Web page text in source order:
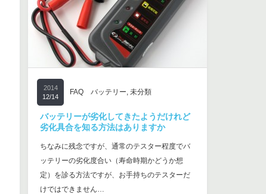
2014
12/14
FAQ バッテリー, 未分類
バッテリーが劣化してきたようだけれど
劣化具合を知る方法はありますか
ちなみに残念ですが、通常のテスター程度でバ
ッテリーの劣化度合い（寿命時期かどうか想
定）を診る方法ですが、お手持ちのテスターだ
けではできません…